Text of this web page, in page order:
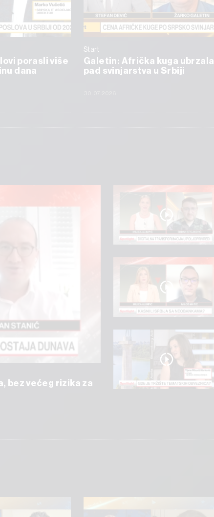
porasli više
dana
Start
Galetin: Afrička kuga ubrzala
pad svinjarstva u Srbiji
bez većeg rizika za